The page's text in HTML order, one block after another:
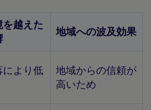
を越えた
地域への波及効果
により低
地域からの信頼が
高いため